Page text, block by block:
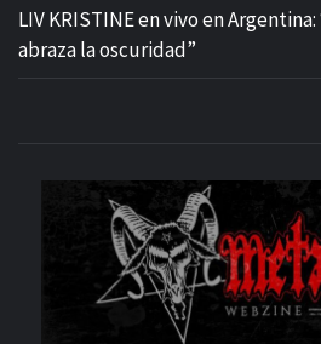
LIV KRISTINE en vivo en
abraza la oscuridad”